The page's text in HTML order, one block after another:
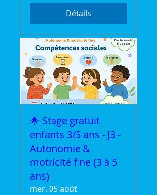
Détails
🌟 Stage gratuit
enfants 3/5 ans - J3 -
Autonomie &
motricité fine (3 à 5
ans)
mer. 05 août